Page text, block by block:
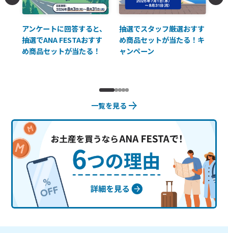
アンケートに回答すると、
抽選でANA FESTAおすす
め商品セットが当たる！
抽選でスタッフ厳選おすす
め商品セットが当たる！キ
ャンペーン
一覧を見る